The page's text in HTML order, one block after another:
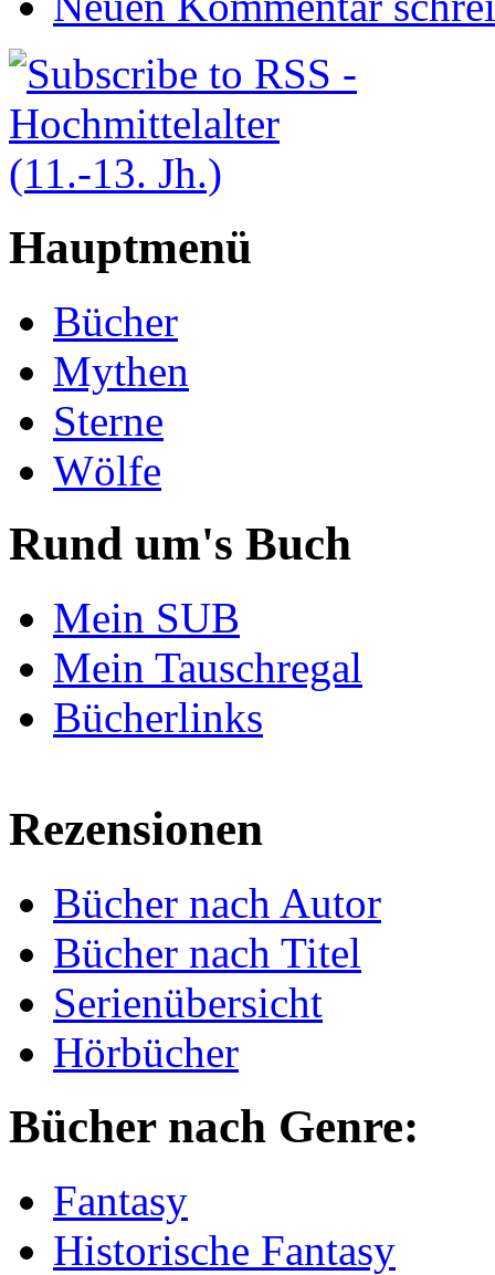
Hauptmenü
Bücher
Mythen
Sterne
Wölfe
Rund um's Buch
Mein SUB
Mein Tauschregal
Bücherlinks
Rezensionen
Bücher nach Autor
Bücher nach Titel
Serienübersicht
Hörbücher
Bücher nach Genre:
Fantasy
Historische Fantasy